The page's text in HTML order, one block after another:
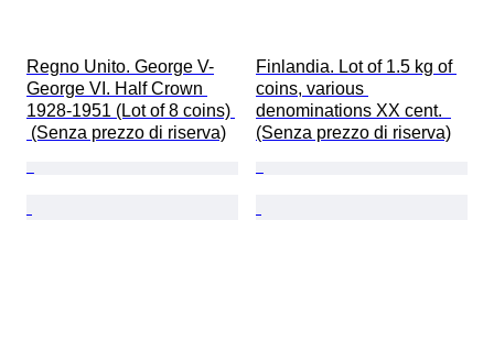
Regno Unito. George V-
George VI. Half Crown
1928-1951 (Lot of 8 coins)
(Senza prezzo di riserva)
Finlandia. Lot of 1.5 kg of
coins, various
denominations XX cent.
(Senza prezzo di riserva)